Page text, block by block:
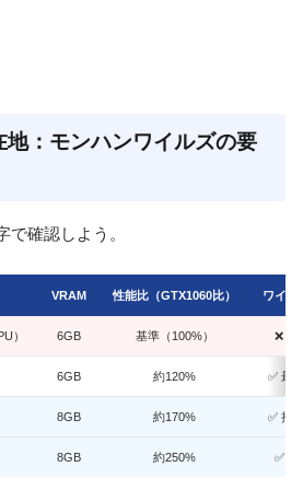
：モンハンワイルズの要
で確認しよう。
VRAM 性能比（GTX1060比） ワイル
） 6GB 基準（100%） ❌ 要
6GB 約120% ✅ 最
8GB 約170% ✅ 推
8GB 約250% ✅ 余